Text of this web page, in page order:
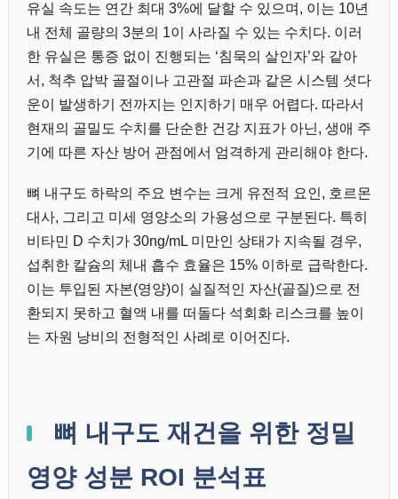
유실 속도는 연간 최대 3%에 달할 수 있으며, 이는 10년
내 전체 골량의 3분의 1이 사라질 수 있는 수치다. 이러
한 유실은 통증 없이 진행되는 ‘침묵의 살인자’와 같아
서, 척추 압박 골절이나 고관절 파손과 같은 시스템 셧다
운이 발생하기 전까지는 인지하기 매우 어렵다. 따라서
현재의 골밀도 수치를 단순한 건강 지표가 아닌, 생애 주
기에 따른 자산 방어 관점에서 엄격하게 관리해야 한다.
뼈 내구도 하락의 주요 변수는 크게 유전적 요인, 호르몬
대사, 그리고 미세 영양소의 가용성으로 구분된다. 특히
비타민 D 수치가 30ng/mL 미만인 상태가 지속될 경우,
섭취한 칼슘의 체내 흡수 효율은 15% 이하로 급락한다.
이는 투입된 자본(영양)이 실질적인 자산(골질)으로 전
환되지 못하고 혈액 내를 떠돌다 석회화 리스크를 높이
는 자원 낭비의 전형적인 사례로 이어진다.
뼈 내구도 재건을 위한 정밀
영양 성분 ROI 분석표